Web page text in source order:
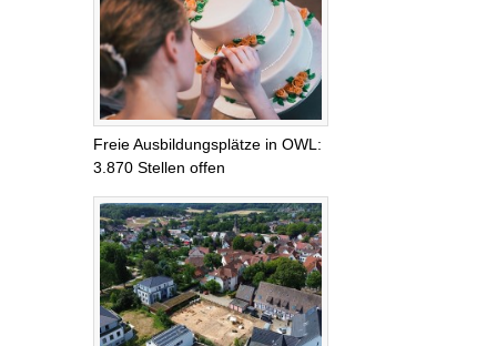
Freie Ausbildungsplätze in OWL:
3.870 Stellen offen